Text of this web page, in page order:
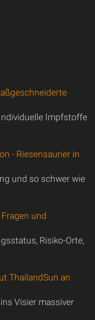
Impfstoffe
- Riesensaurier in
und so schwer wie
und
Risiko-Orte,
ThailandSun an
Visier massiver